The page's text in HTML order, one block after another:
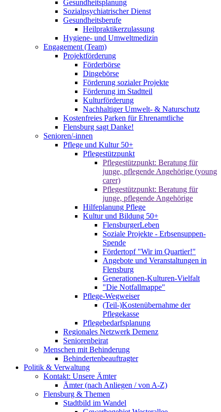
Gesundheitsplanung
Sozialpsychiatrischer Dienst
Gesundheitsberufe
Heilpraktikerzulassung
Hygiene- und Umweltmedizin
Engagement (Team)
Projektförderung
Förderbörse
Dingebörse
Förderung sozialer Projekte
Förderung im Stadtteil
Kulturförderung
Nachhaltiger Umwelt- & Naturschutz
Kostenfreies Parken für Ehrenamtliche
Flensburg sagt Danke!
Senioren/-innen
Pflege und Kultur 50+
Pflegestützpunkt
Pflegestützpunkt: Beratung für
junge, pflegende Angehörige (young
carer)
Pflegestützpunkt: Beratung für
junge, pflegende Angehörige
Hilfeplanung Pflege
Kultur und Bildung 50+
FlensburgerLeben
Soziale Projekte - Erbsensuppen-
Spende
Fördertopf "Wir im Quartier!"
Angebote und Veranstaltungen in
Flensburg
Generationen-Kulturen-Vielfalt
"Die Notfallmappe"
Pflege-Wegweiser
(Teil-)Kostenübernahme der
Pflegekasse
Pflegebedarfsplanung
Regionales Netzwerk Demenz
Seniorenbeirat
Menschen mit Behinderung
Behindertenbeauftragter
Politik & Verwaltung
Kontakt: Unsere Ämter
Ämter (nach Anliegen / von A-Z)
Flensburg & Themen
Stadtbild im Wandel